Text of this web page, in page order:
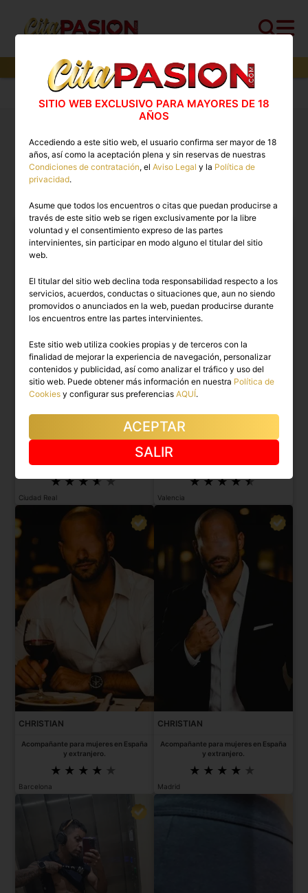
perfiles,70perfiles verificados y6 con video
Cita PASION.COM
>Boys
Boys España: stripers para despedidas, gigolos y
chicos, putos no
Acompañante masculino, elegante y
seductor para mu...
Ciudad Real
CHRISTIAN
Acompañante para mujeres en España
y extranjero.
Valencia
CHRISTIAN
Acompañante para mujeres en España
y extranjero.
Barcelona
CHRISTIAN
Acompañante para mujeres en España
y extranjero.
Madrid
SITIO WEB EXCLUSIVO PARA MAYORES DE 18
AÑOS
Accediendo a este sitio web, el usuario confirma ser mayor de 18
años, así como la aceptación plena y sin reservas de nuestras
Condiciones de contratación, elAviso Legal y la Política de
privacidad.
Asume que todos los encuentros o citas que puedan producirse a
través de este sitio web se rigen exclusivamente por la libre
voluntad y el consentimiento expreso de las partes
intervinientes, sin participar en modo alguno el titular del sitio
web.
El titular del sitio web declina toda responsabilidad respecto a los
servicios, acuerdos, conductas o situaciones que, aun no siendo
promovidos o anunciados en la web, puedan producirse durante
los encuentros entre las partes intervinientes.
Este sitio web utiliza cookies propias y de terceros con la
finalidad de mejorar la experiencia de navegación, personalizar
contenidos y publicidad, así como analizar el tráfico y uso del
sitio web. Puede obtener más información en nuestra Política de
Cookies y configurar sus preferenciasAQUÍ.
ACEPTAR
SALIR